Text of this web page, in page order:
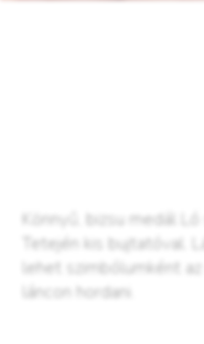
Könnyű, bizsu medál
Tetején kis bujtatóval.
lehet szimbólumként
láncon hordani.